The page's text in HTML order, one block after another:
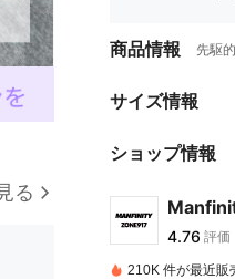
る
商品情報 先駆
サイズ情報
ショップ情報
4.76
4.76評価
210K 件が最近販